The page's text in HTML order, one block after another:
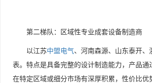
第二梯队：区域性专业成套设备制造商
以江苏中盟电气、河南森源、山东泰开、
表。特点是具备完整的设计制造能力，产品通
在特定区域或细分市场有深厚积累，性价比优